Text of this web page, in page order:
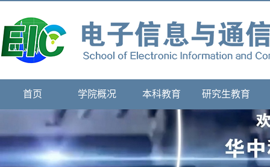
首页 学院概况 本科教育 研究生教育